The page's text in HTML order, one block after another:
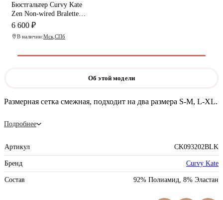
Бюстгальтер Curvy Kate
Zen Non-wired Bralette
(Black)
6 600 ₽
В наличии:Мск СПб
Об этой модели
Размерная сетка смежная, подходит на два размера S-M, L-XL.
Подробнее
Артикул CK093202BLK
Бренд Curvy Kate
Состав 92% Полиамид, 8% Эластан